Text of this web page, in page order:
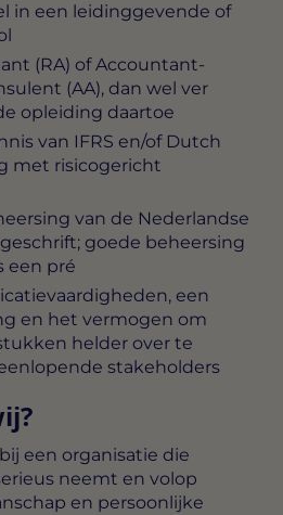
in een leidinggevende of
(RA) of Accountant-
(AA), dan wel ver
opleiding daartoe
van IFRS en/of Dutch
met risicogericht
van de Nederlandse
goede beheersing
een pré
een
en het vermogen om
helder over te
stakeholders
een organisatie die
neemt en volop
en persoonlijke